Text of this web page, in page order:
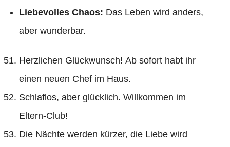
Liebevolles Chaos: Das Leben wird anders,
aber wunderbar.
Herzlichen Glückwunsch! Ab sofort habt ihr
einen neuen Chef im Haus.
Schlaflos, aber glücklich. Willkommen im
Eltern-Club!
Die Nächte werden kürzer, die Liebe wird